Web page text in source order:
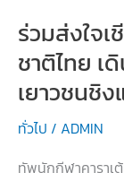
ร่วมส่งใจ
ชาติไทย เ
เยาวชนชิ
ทั่วไป / ADMIN
ทัพนักกีฬาคาราเ